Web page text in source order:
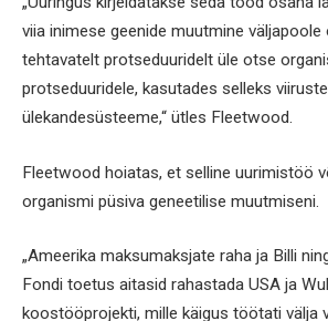
viia inimese geenide muutmine väljapoole
tehtavatelt protseduuridelt üle otse
protseduuridele, kasutades selleks
ülekandesüsteeme,“ ütles Fleetwood.
Fleetwood hoiatas, et selline uurimistöö
organismi püsiva geneetilise muutmiseni.
„Ameerika maksumaksjate raha ja Billi
Fondi toetus aitasid rahastada USA ja
koostööprojekti, mille käigus töötati välja